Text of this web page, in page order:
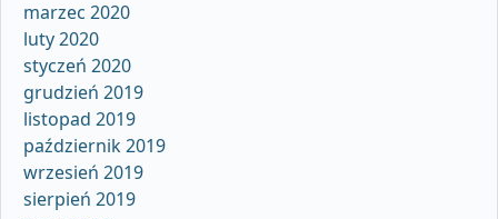
marzec 2020
luty 2020
styczeń 2020
grudzień 2019
listopad 2019
październik 2019
wrzesień 2019
sierpień 2019